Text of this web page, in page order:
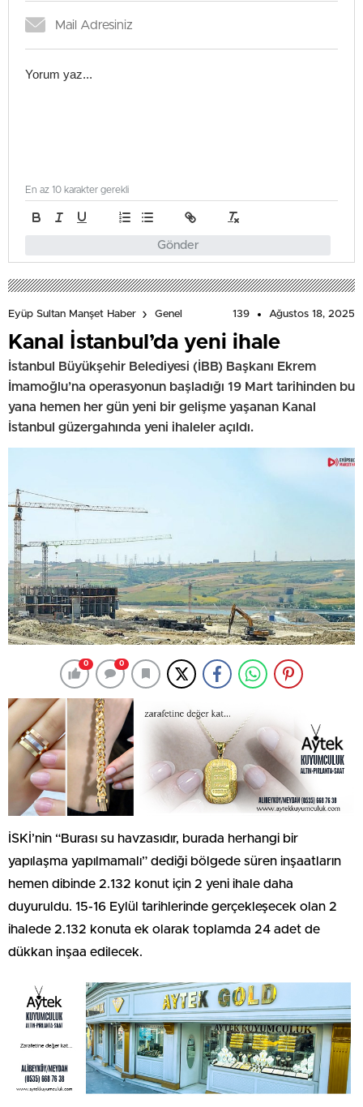
Gönder
En az 10 karakter gerekli
Eyüp Sultan Manşet Haber Genel 139 Ağustos 18, 2025
Kanal İstanbul’da yeni ihale
İstanbul Büyükşehir Belediyesi (İBB) Başkanı Ekrem
İmamoğlu’na operasyonun başladığı 19 Mart tarihinden bu
yana hemen her gün yeni bir gelişme yaşanan Kanal
İstanbul güzergahında yeni ihaleler açıldı.
0 0
İSKİ’nin “Burası su havzasıdır, burada herhangi bir
yapılaşma yapılmamalı” dediği bölgede süren inşaatların
hemen dibinde 2.132 konut için 2 yeni ihale daha
duyuruldu. 15-16 Eylül tarihlerinde gerçekleşecek olan 2
ihalede 2.132 konuta ek olarak toplamda 24 adet de
dükkan inşaa edilecek.